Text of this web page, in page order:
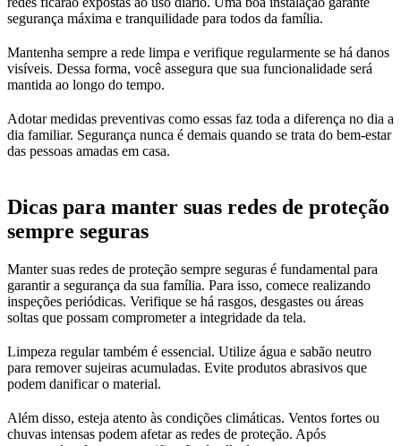
segurança máxima e tranquilidade para todos da família.
Mantenha sempre a rede limpa e verifique regularmente se há danos
visíveis. Dessa forma, você assegura que sua funcionalidade será
mantida ao longo do tempo.
Adotar medidas preventivas como essas faz toda a diferença no dia a
dia familiar. Segurança nunca é demais quando se trata do bem-estar
das pessoas amadas em casa.
Dicas para manter suas redes de proteção
sempre seguras
Manter suas redes de proteção sempre seguras é fundamental para
garantir a segurança da sua família. Para isso, comece realizando
inspeções periódicas. Verifique se há rasgos, desgastes ou áreas
soltas que possam comprometer a integridade da tela.
Limpeza regular também é essencial. Utilize água e sabão neutro
para remover sujeiras acumuladas. Evite produtos abrasivos que
podem danificar o material.
Além disso, esteja atento às condições climáticas. Ventos fortes ou
chuvas intensas podem afetar as redes de proteção. Após